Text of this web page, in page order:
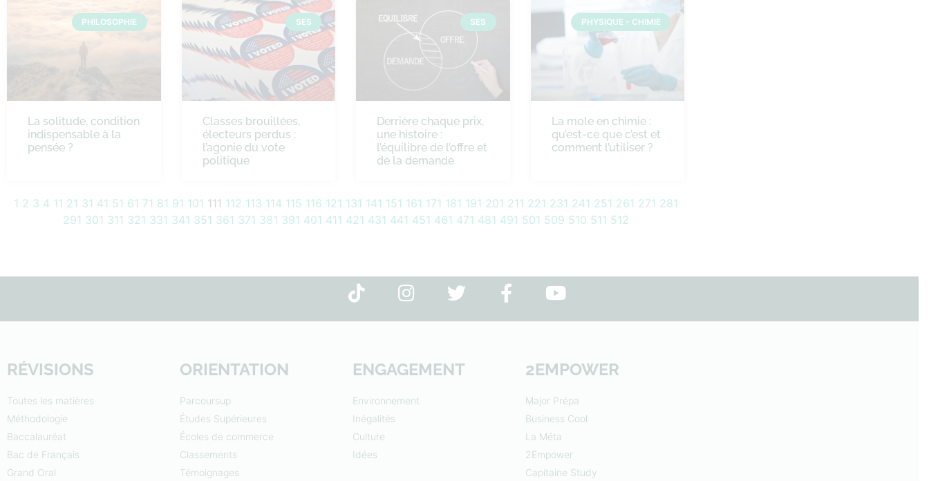
PHILOSOPHIE
La solitude, condition
indispensable à la
pensée ?
SES
Classes brouillées,
électeurs perdus :
l’agonie du vote
politique
SES
Derrière chaque prix,
une histoire :
l’équilibre de l’offre et
de la demande
PHYSIQUE - CHIMIE
La mole en chimie :
qu’est-ce que c’est et
comment l’utiliser ?
1 2 3 4 11 21 31 41 51 61 71 81 91 101 111 112 113 114 115 116 121 131 141 151 161 171 181 191 201 211 221 231 241 251 261 271 281
291 301 311 321 331 341 351 361 371 381 391 401 411 421 431 441 451 461 471 481 491 501 509 510 511 512
RÉVISIONS
Toutes les matières
Méthodologie
Baccalauréat
Bac de Français
Grand Oral
ORIENTATION
Parcoursup
Études Supérieures
Écoles de commerce
Classements
Témoignages
ENGAGEMENT
Environnement
Inégalités
Culture
Idées
2EMPOWER
Major Prépa
Business Cool
La Méta
2Empower
Capitaine Study